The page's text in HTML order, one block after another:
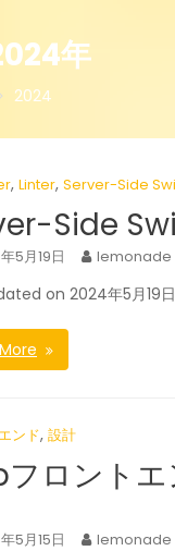
年
2024
, Linter, Server-Side
Side
5月19日 lemonade
on 2024年5月19
ンド, 設計
ロントエ
5月15日 lemonade